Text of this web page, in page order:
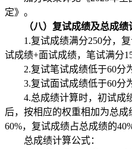
定》。
（八）复试成绩及总成绩
1.复试成绩满分250分，复
试成绩+面试成绩，笔试满分
2.复试笔试成绩低于60分为
3.复试面试成绩低于60分为
4.总成绩计算时，初试成
后，按相应的权重相加为总
60%，复试成绩占总成绩的40%
总成绩计算公式：